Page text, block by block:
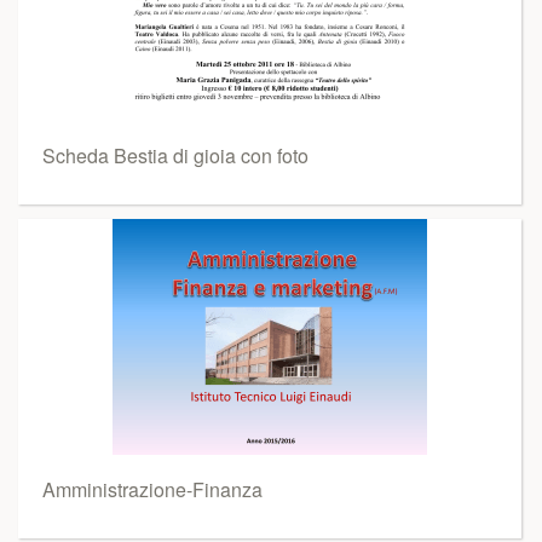
Scheda Bestia di gioia con foto
Amministrazione-Finanza